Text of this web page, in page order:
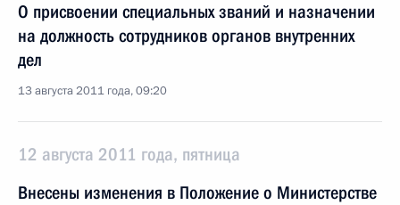
О присвоении специальных званий и назначении
на должность сотрудников органов внутренних
дел
13 августа 2011 года, 09:20
12 августа 2011 года, пятница
Внесены изменения в Положение о Министерстве